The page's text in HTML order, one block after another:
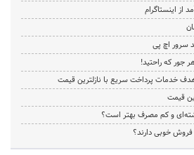
از اینستاگرام
جور که راحتید!
خدمات پرداخت سریع با نازلترین قیمت
قیمت
و کم مصرف بهتر است؟
خوبی دارند؟